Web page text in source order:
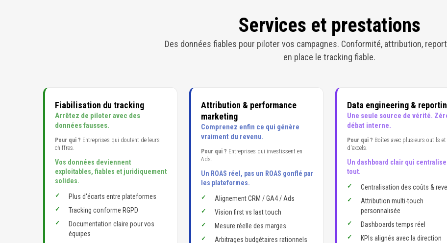
Services et prestations
Des données fiables pour piloter vos campagnes. Conformité, attribution,
en place le tracking fiable.
Fiabilisation du tracking
Arrêtez de piloter avec des
données fausses.
Pour qui ? Entreprises qui doutent de leurs
chiffres.
Vos données deviennent
exploitables, fiables et juridiquement
solides.
Plus d'écarts entre plateformes
Tracking conforme RGPD
Documentation claire pour vos
équipes
Attribution & performance
marketing
Comprenez enfin ce qui génère
vraiment du revenu.
Pour qui ? Entreprises qui investissent en
Ads.
Un ROAS réel, pas un ROAS gonflé par
les plateformes.
Alignement CRM / GA4 / Ads
Vision first vs last touch
Mesure réelle des marges
Arbitrages budgétaires rationnels
Data engineering &
Une seule source de vérité.
débat interne.
Pour qui ? Boîtes avec plusieurs outils
d'excels.
Un dashboard clair qui centralise
tout.
Centralisation des coûts &
Attribution multi-touch
personnalisée
Dashboards temps réel
KPIs alignés avec la direction